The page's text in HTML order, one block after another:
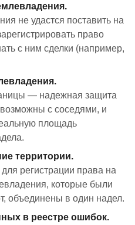
не удастся поставить на
право
с ним сделки (например,
— надежная защита
с соседями, и
площадь
территории.
регистрации права на
которые были
объединены в один надел.
в реестре ошибок.